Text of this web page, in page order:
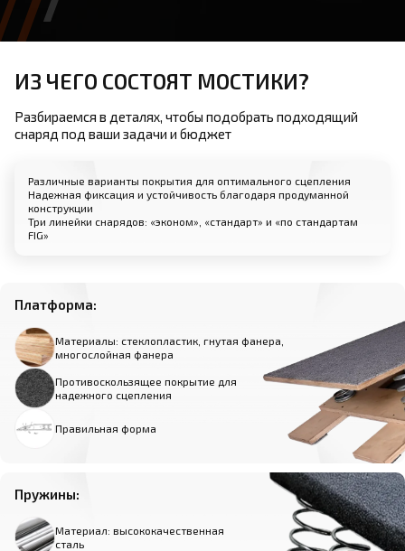
ИЗ ЧЕГО СОСТОЯТ МОСТИКИ?
Разбираемся в деталях, чтобы подобрать подходящий
снаряд под ваши задачи и бюджет
Различные варианты покрытия для оптимального сцепления
Надежная фиксация и устойчивость благодаря продуманной
конструкции
Три линейки снарядов: «эконом», «стандарт» и «по стандартам
FIG»
Платформа:
Материалы: стеклопластик, гнутая фанера,
многослойная фанера
Противоскользящее покрытие для
надежного сцепления
Правильная форма
Пружины:
Материал: высококачественная
сталь